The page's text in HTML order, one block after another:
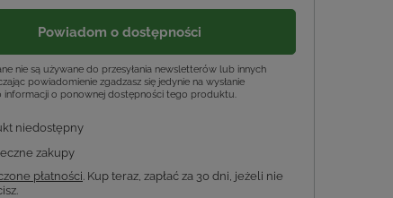
Powiadom o dostępności
nie są używane do przesyłania newsletterów lub innych
powiadomienie zgadzasz się jedynie na wysłanie
informacji o ponownej dostępności tego produktu.
niedostępny
zakupy
płatności. Kup teraz, zapłać za 30 dni, jeżeli nie